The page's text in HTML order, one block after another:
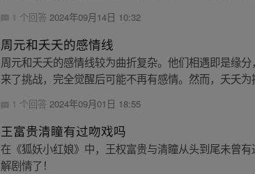
1 个回答 2024年09月14日 10:32
周元和夭夭的感情线
周元和夭夭的感情线较为曲折复杂。他们相遇即是缘
来了挑战，完全觉醒后可能不再有感情。然而，夭夭
1 个回答2024年09月01日 18:55
王富贵清瞳有过吻戏吗
在《狐妖小红娘》中，王权富贵与清瞳从头到尾未曾
解剧情了！